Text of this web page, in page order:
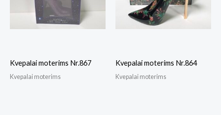
Kvepalai moterims Nr.867
Kvepalai moterims
Kvepalai moterims Nr.864
Kvepalai moterims